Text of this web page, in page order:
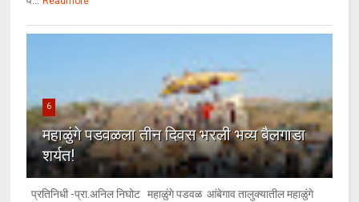
6
महाळुंगे पडवळला तीन दिवस भरली भव्य बैलगाडा
शर्यत!
प्रतिनिधी -प्रा.अनिल निघोट महाळुंगे पडवळ आंबेगाव तालुक्यातील महाळुंगे